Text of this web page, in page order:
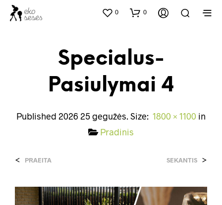
0 0
Specialus-
Pasiulymai 4
Published 2026 25 gegužės. Size: 1800 × 1100 in
Pradinis
< PRAEITA SEKANTIS >